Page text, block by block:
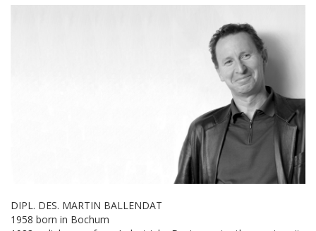
DIPL. DES. MARTIN BALLENDAT
1958 born in Bochum